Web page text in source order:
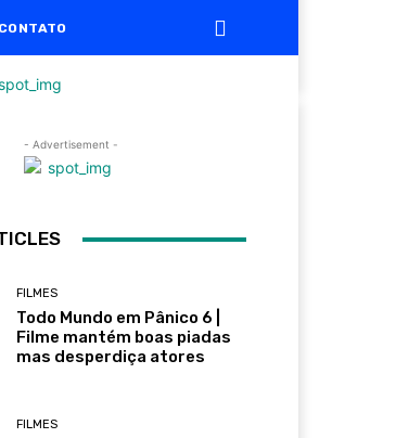
CONTATO
- Advertisement -
FILMES
Todo Mundo em Pânico 6 |
Filme mantém boas piadas
mas desperdiça atores
FILMES